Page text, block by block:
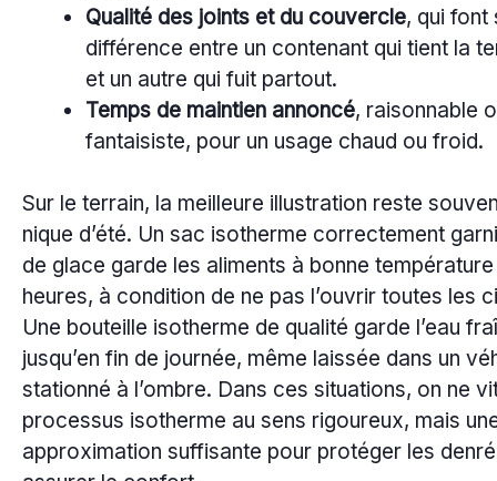
Qualité des joints et du couvercle, qui font
différence entre un contenant qui tient la
et un autre qui fuit partout.
Temps de maintien annoncé, raisonnable
fantaisiste, pour un usage chaud ou froid.
Sur le terrain, la meilleure illustration reste
nique d’été. Un sac isotherme correctement
de glace garde les aliments à bonne
heures, à condition de ne pas l’ouvrir toutes les
Une bouteille isotherme de qualité garde l’eau
jusqu’en fin de journée, même laissée dans un
stationné à l’ombre. Dans ces situations, on ne
processus isotherme au sens rigoureux, mais
approximation suffisante pour protéger les